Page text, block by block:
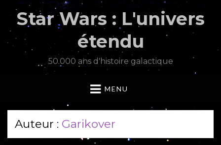
Star Wars : L'univers
étendu
50.000 ans d'histoire galactique
MENU
Auteur : Garikover